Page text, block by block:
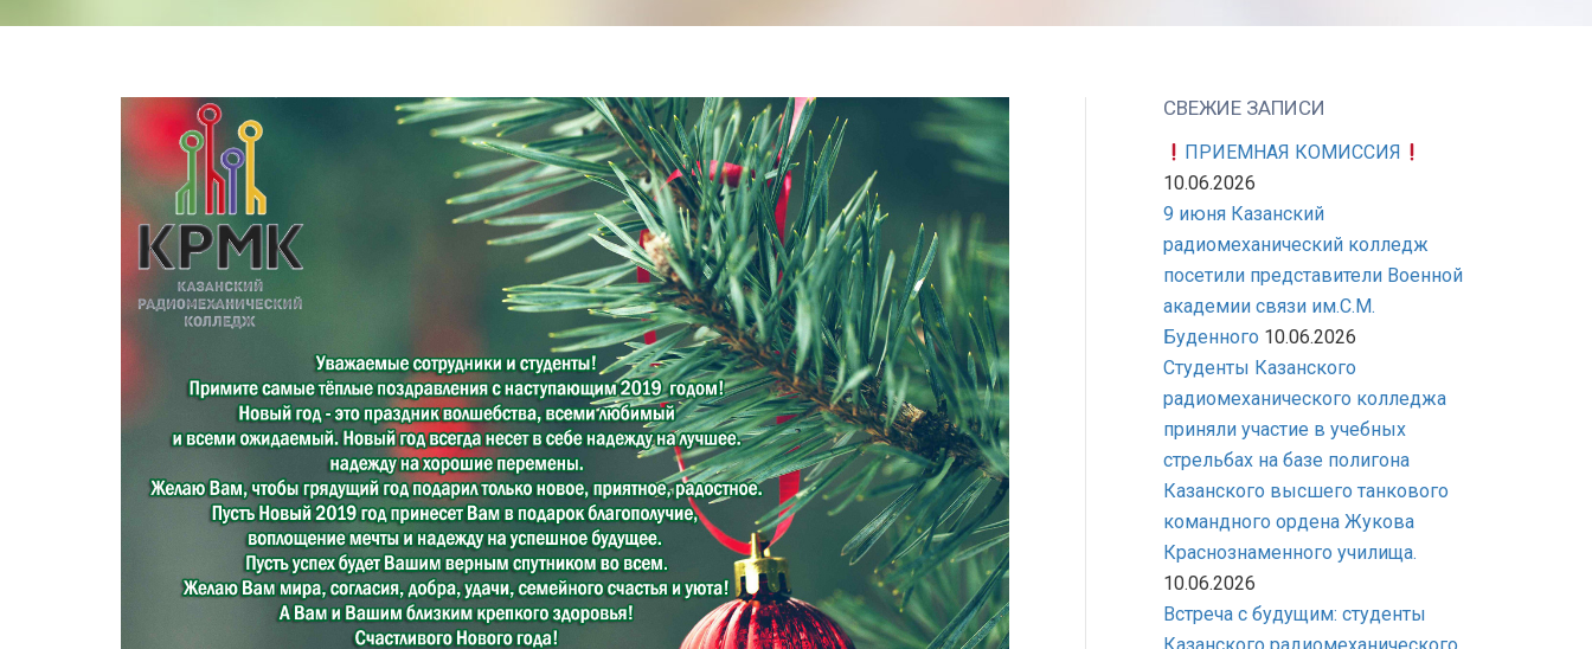
СВЕЖИЕ ЗАПИСИ
ПРИЕМНАЯ КОМИССИЯ
10.06.2026
9 июня Казанский
радиомеханический колледж
посетили представители Военной
академии связи им.С.М.
Буденного 10.06.2026
Студенты Казанского
радиомеханического колледжа
приняли участие в учебных
стрельбах на базе полигона
Казанского высшего танкового
командного ордена Жукова
Краснознаменного училища.
10.06.2026
Встреча с будущим: студенты